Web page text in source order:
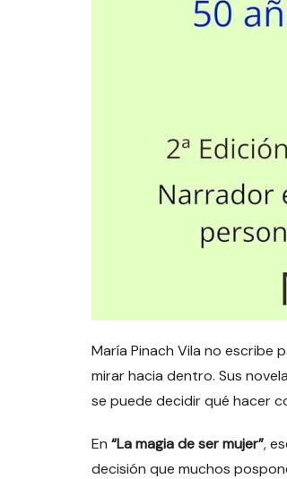
María Pinach Vila no escribe
mirar hacia dentro. Sus
se puede decidir qué hacer
En “La magia de ser mujer”,
decisión que muchos